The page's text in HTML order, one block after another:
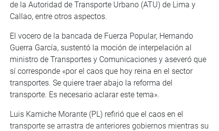
de la Autoridad de Transporte Urbano (ATU) de Lima y
Callao, entre otros aspectos.
El vocero de la bancada de Fuerza Popular, Hernando
Guerra García, sustentó la moción de interpelación al
ministro de Transportes y Comunicaciones y aseveró que
sí corresponde «por el caos que hoy reina en el sector
transportes. Se quiere traer abajo la reforma del
transporte. Es necesario aclarar este tema».
Luis Kamiche Morante (PL) refirió que el caos en el
transporte se arrastra de anteriores gobiernos mientras su